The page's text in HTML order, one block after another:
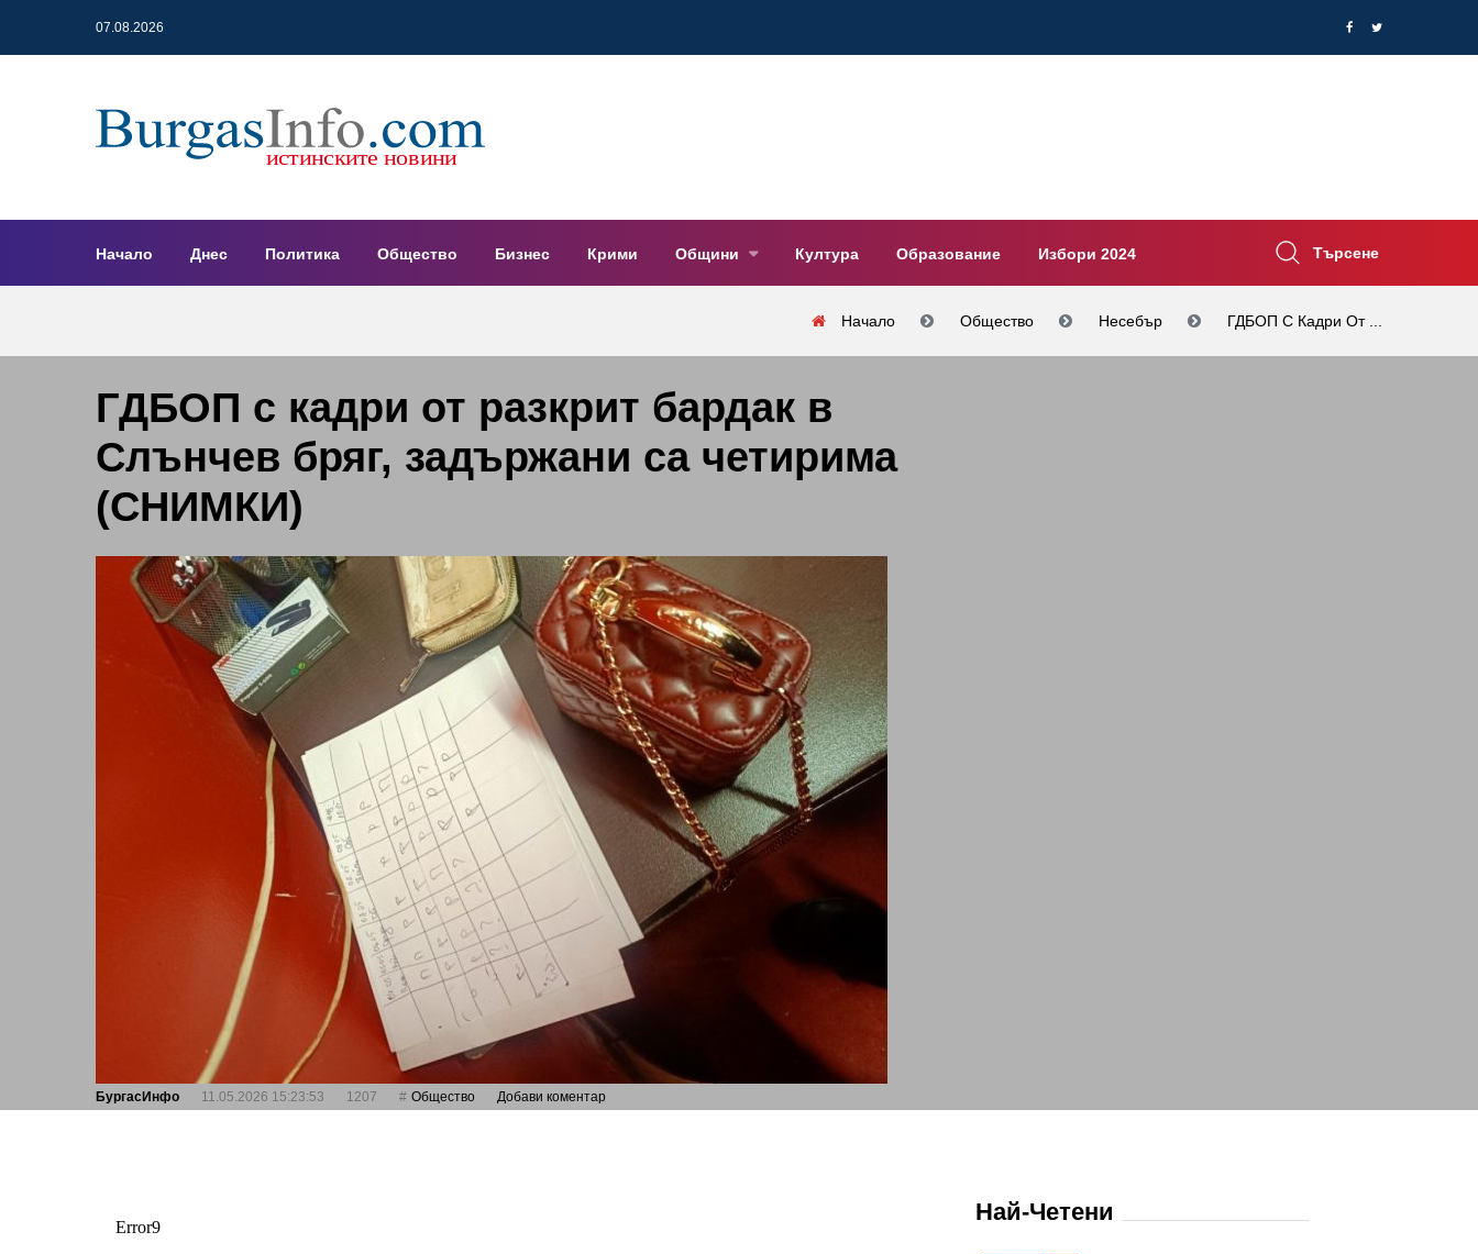
07.08.2026
Начало Днес Политика Общество Бизнес Крими Общини Култура Образование Избори 2024 Търсене
Начало Общество Несебър ГДБОП С Кадри От ...
ГДБОП с кадри от разкрит бардак в
Слънчев бряг, задържани са четирима
(СНИМКИ)
БургасИнфо 11.05.2026 15:23:53 1207 Общество Добави коментар
Най-Четени